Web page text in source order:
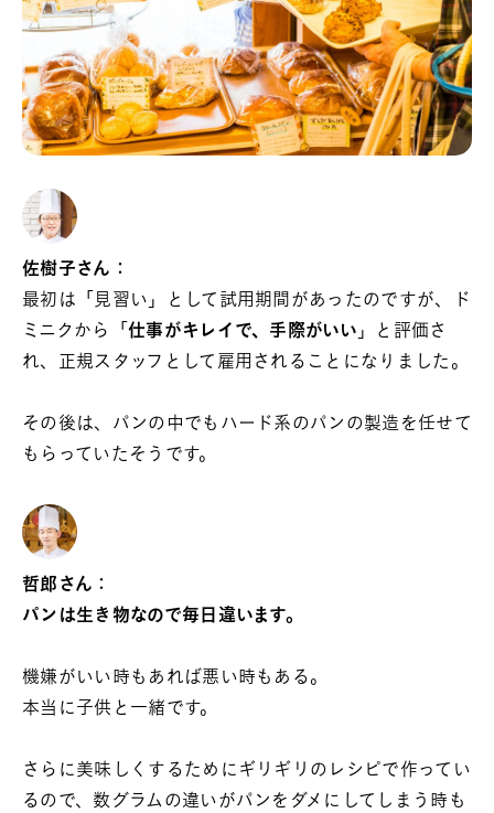
佐樹子さん：
最初は「見習い」として試用期間があったのですが、ド
ミニクから「 仕事がキレイで、手際がいい 」と評価さ
れ、正規スタッフとして雇用されることになりました。
その後は、パンの中でもハード系のパンの製造を任せて
もらっていたそうです。
哲郎さん：
パンは生き物なので毎日違います。
機嫌がいい時もあれば悪い時もある。
本当に子供と一緒です。
さらに美味しくするためにギリギリのレシピで作ってい
るので、数グラムの違いがパンをダメにしてしまう時も